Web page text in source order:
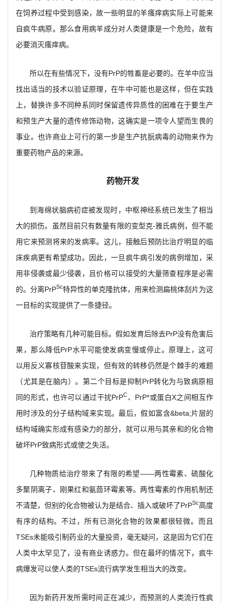
在饲养过程中受到感染，故一些明显的羊瘙痒病实际上可能来
自疯牛病原。那么食用病羊成分对人类健康是一个危险，故有
必要消灭瘙痒病。
所以在有些情况下，没有PrP的牲畜是必要的。在羊中应当
找出适当的技术以验证原理，在牛中可能也是这样，但在实践
上，替换许多不同种系同时保留遗传异质性的困难在于要生产
和预生产大量的遗传修饰动物，这确实是一项令人望而生畏的
事业。也许商业上可行的第一步是生产抗朊病毒的动物来作为
重要药物产品的来源。
药物开发
到海绵状脑病初症被发现时，中枢神经系统已发生了相当
大的损伤。虽然目前只有数量有限的变型克-雅氏病例，但不能
用它来预测将来的发病率。这儿，接触后预防比治疗明显的临
床疾病更有希望成功。因此，一旦疯牛病引发的病例增加，采
用非侵袭或最少侵袭，且价格可以接受的大量筛查程序是必需
的。分离PrPSc特异性的单克隆抗体，用来检测扁桃体刮片为这
一目标的实现提供了一条捷径。
治疗策略有几种可能目标。假如发育后除去PrP没有危害后
果，那么降低PrP水平可能使发病变慢或停止。原理上，这可
以用反义寡核苷酸来实现，但有效的转移仍然是个棘手的难题
（尤其是在脑内）。第二个目标是抑制PrP转化为与致病原相
同的形式，也许可以通过干扰PrPC、PrP*或蛋白X之间相互作
用时涉及的分子结构域来实现。最后，假如富含&beta;片层的
结构域确实形成有感染力的部分，就可以用与其亲和的化合物
破坏PrP致病形式或使之失活。
几种物质给治疗带来了有限的希望——两性霉素、硫酸化
多聚阴离子、刚果红和氨茴环霉素等。两性霉素的作用机制还
不清楚，但别的化合物被认为是结合、插入或破坏了PrPSc高度
有序的结构。不过，所有已测化合物的效果都很轻微。而且
TSEs未能吸引制药业的大量投资，毫无疑问，这是因为它们在
人类中太罕见了，没有商业诱惑力。但在最坏的情况下，疯牛
病爆发可以使人类的TSEs流行病学发生相当大的改变。
因为新药开发所需时间正在减少，而预测的人类流行性疯